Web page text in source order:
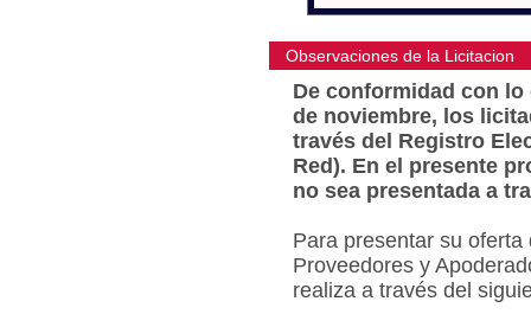
Observaciones de la Licitacion
De conformidad con lo
de noviembre, los
través del Registro
Red). En el presente
no sea presentada a
Para presentar su
Proveedores y
realiza a través del